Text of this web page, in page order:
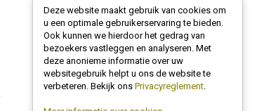
Deze website maakt gebruik van cookies om
u een optimale gebruikerservaring te bieden.
Ook kunnen we hierdoor het gedrag van
bezoekers vastleggen en analyseren. Met
deze anonieme informatie over uw
websitegebruik helpt u ons de website te
verbeteren. Bekijk ons Privacyreglement.